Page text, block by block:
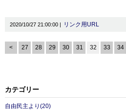
2020/10/27 21:00:00 | リンク用URL
< 27 28 29 30 31 32 33 34
カテゴリー
自由民主より(20)